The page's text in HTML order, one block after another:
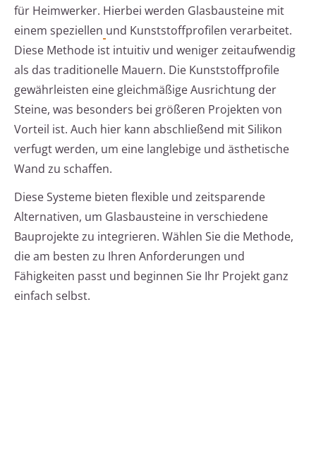
für Heimwerker. Hierbei werden Glasbausteine mit
einem speziellen und Kunststoffprofilen verarbeitet.
Diese Methode ist intuitiv und weniger zeitaufwendig
als das traditionelle Mauern. Die Kunststoffprofile
gewährleisten eine gleichmäßige Ausrichtung der
Steine, was besonders bei größeren Projekten von
Vorteil ist. Auch hier kann abschließend mit Silikon
verfugt werden, um eine langlebige und ästhetische
Wand zu schaffen.
Diese Systeme bieten flexible und zeitsparende
Alternativen, um Glasbausteine in verschiedene
Bauprojekte zu integrieren. Wählen Sie die Methode,
die am besten zu Ihren Anforderungen und
Fähigkeiten passt und beginnen Sie Ihr Projekt ganz
einfach selbst.